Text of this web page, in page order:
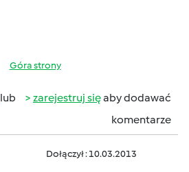
Góra strony
lub zarejestruj sięaby dodawać
komentarze
Dołączył : 10.03.2013